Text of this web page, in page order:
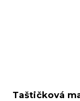
Taštičková